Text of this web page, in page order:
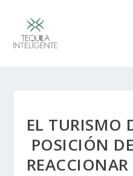
EL TURISMO
POSICIÓN